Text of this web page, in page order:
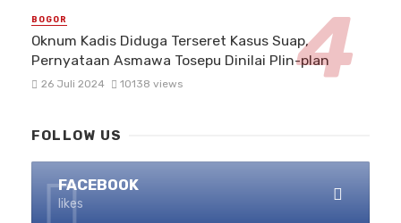
BOGOR
Oknum Kadis Diduga Terseret Kasus Suap,
Pernyataan Asmawa Tosepu Dinilai Plin-plan
26 Juli 2024 10138 views
FOLLOW US
FACEBOOK
likes